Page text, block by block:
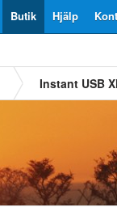
Hjälp
Butik
Instant USB